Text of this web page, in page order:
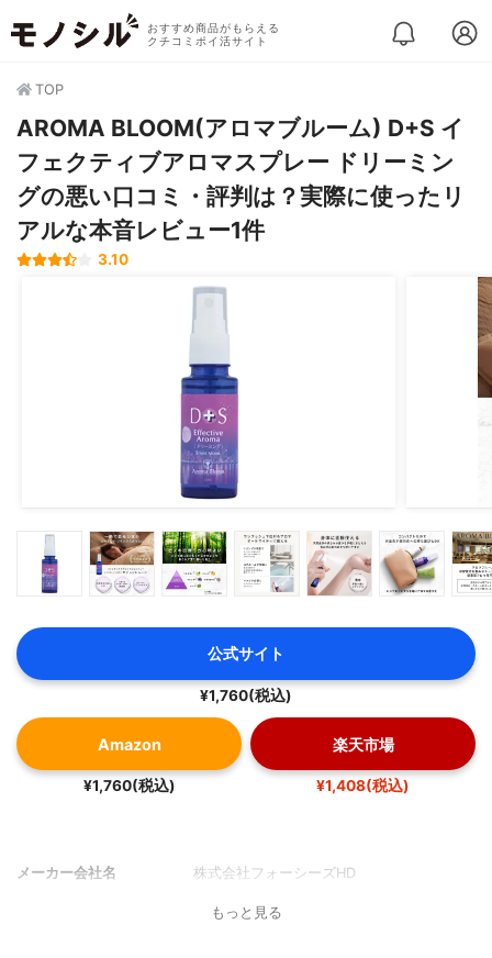
おすすめ商品がもらえる
クチコミポイ活サイト
TOP
AROMA BLOOM(アロマブルーム) D+S イ
フェクティブアロマスプレー ドリーミン
グの悪い口コミ・評判は？実際に使ったリ
アルな本音レビュー1件
3.10
公式サイト
¥1,760(税込)
Amazon
¥1,760(税込)
楽天市場
¥1,408(税込)
メーカー会社名 株式会社フォーシーズHD
もっと見る